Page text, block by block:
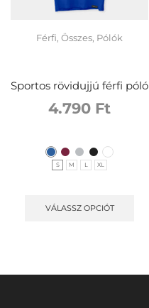
Férfi, Összes, Pólók
Sportos rövidujjú férfi póló
4.790 Ft
S M L XL
VÁLASSZ OPCIÓT